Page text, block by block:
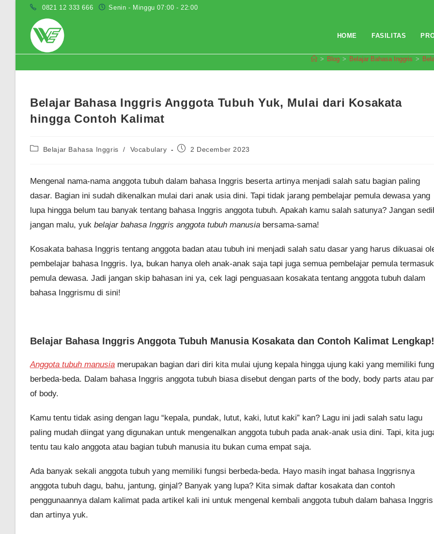
0821 12 333 666 Senin - Minggu 07:00 - 22:00
HOME FASILITAS
> Blog > Belajar Bahasa Inggris >
Belajar Bahasa Inggris Anggota Tubuh Yuk, Mulai dari Kosakata
hingga Contoh Kalimat
PostBelajar Bahasa Inggris / Vocabulary
Post2 December 2023
Mengenal nama-nama anggota tubuh dalam bahasa Inggris beserta artinya menjadi salah satu bagian paling
dasar. Bagian ini sudah dikenalkan mulai dari anak usia dini. Tapi tidak jarang pembelajar pemula dewasa yang
lupa hingga belum tau banyak tentang bahasa Inggris anggota tubuh. Apakah kamu salah satunya? Jangan
jangan malu, yuk belajar bahasa Inggris anggota tubuh manusia bersama-sama!
Kosakata bahasa Inggris tentang anggota badan atau tubuh ini menjadi salah satu dasar yang harus dikuasai
pembelajar bahasa Inggris. Iya, bukan hanya oleh anak-anak saja tapi juga semua pembelajar pemula termasuk
pemula dewasa. Jadi jangan skip bahasan ini ya, cek lagi penguasaan kosakata tentang anggota tubuh dalam
bahasa Inggrismu di sini!
Belajar Bahasa Inggris Anggota Tubuh Manusia Kosakata dan Contoh Kalimat Lengkap!
Anggota tubuh manusia merupakan bagian dari diri kita mulai ujung kepala hingga ujung kaki yang memiliki
berbeda-beda. Dalam bahasa Inggris anggota tubuh biasa disebut dengan parts of the body, body parts atau
of body.
Kamu tentu tidak asing dengan lagu “kepala, pundak, lutut, kaki, lutut kaki” kan? Lagu ini jadi salah satu lagu
paling mudah diingat yang digunakan untuk mengenalkan anggota tubuh pada anak-anak usia dini. Tapi, kita
tentu tau kalo anggota atau bagian tubuh manusia itu bukan cuma empat saja.
Ada banyak sekali anggota tubuh yang memiliki fungsi berbeda-beda. Hayo masih ingat bahasa Inggrisnya
anggota tubuh dagu, bahu, jantung, ginjal? Banyak yang lupa? Kita simak daftar kosakata dan contoh
penggunaannya dalam kalimat pada artikel kali ini untuk mengenal kembali anggota tubuh dalam bahasa Inggris
dan artinya yuk.